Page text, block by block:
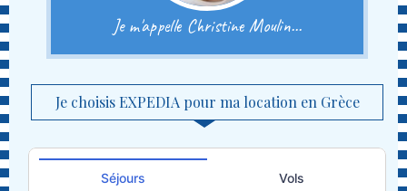
Je m'appelle Christine Moulin...
Je choisis EXPEDIA pour ma location en Grèce